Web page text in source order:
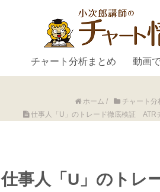
チャート分析まとめ 動画
ホーム / チャート分
仕事人「U」のトレード徹底検証 ATR
仕事人「U」のトレ